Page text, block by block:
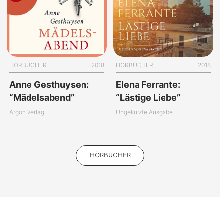
HÖRBÜCHER 2018
Anne Gesthuysen:
“Mädelsabend”
Argon Verlag
HÖRBÜCHER 2018
Elena Ferrante:
“Lästige Liebe”
Ungekürzte Ausgabe
HÖRBÜCHER